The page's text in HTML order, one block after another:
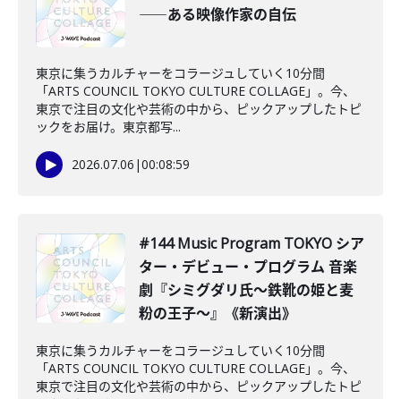
――ある映像作家の自伝
東京に集うカルチャーをコラージュしていく10分間
「ARTS COUNCIL TOKYO CULTURE COLLAGE」。今、
東京で注目の文化や芸術の中から、ピックアップしたトピ
ックをお届け。東京都写...
2026.07.06 |00:08:59
#144 Music Program TOKYO シア
ター・デビュー・プログラム 音楽
劇『シミグダリ氏〜鉄靴の姫と麦
粉の王子〜』《新演出》
東京に集うカルチャーをコラージュしていく10分間
「ARTS COUNCIL TOKYO CULTURE COLLAGE」。今、
東京で注目の文化や芸術の中から、ピックアップしたトピ